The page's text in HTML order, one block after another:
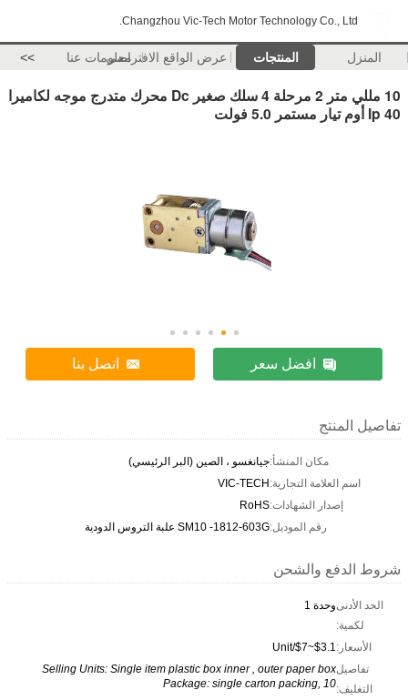
Changzhou Vic-Tech Motor Technology Co., Ltd.
المنزل المنتجات عرض الواقع الافتراضيمعلومات عنا >>
10 مللي متر 2 مرحلة 4 سلك صغير Dc محرك متدرج موجه لكاميرا
Ip 40 أوم تيار مستمر 5.0 فولت
افضل سعر اتصل بنا
تفاصيل المنتج
مكان المنشأ:جيانغسو ، الصين (البر الرئيسي)
اسم العلامة التجارية:VIC-TECH
إصدار الشهادات:RoHS
رقم الموديل:SM10 -1812-603G علبة التروس الدودية
شروط الدفع والشحن
الحد الأدنى
لكمية:
وحدة 1
الأسعار:$3.1~$7/Unit
تفاصيل
التغليف:
Selling Units: Single item plastic box inner , outer paper box
Package: single carton packing, 10